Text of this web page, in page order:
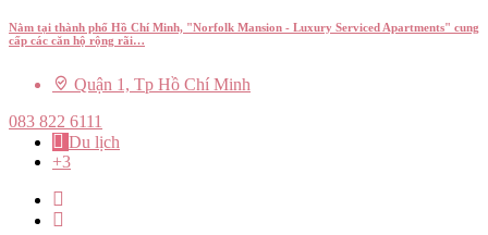
Nằm tại thành phố Hồ Chí Minh, "Norfolk Mansion - Luxury Serviced Apartments" cung
cấp các căn hộ rộng rãi…
Quận 1, Tp Hồ Chí Minh
083 822 6111
Du lịch
+3